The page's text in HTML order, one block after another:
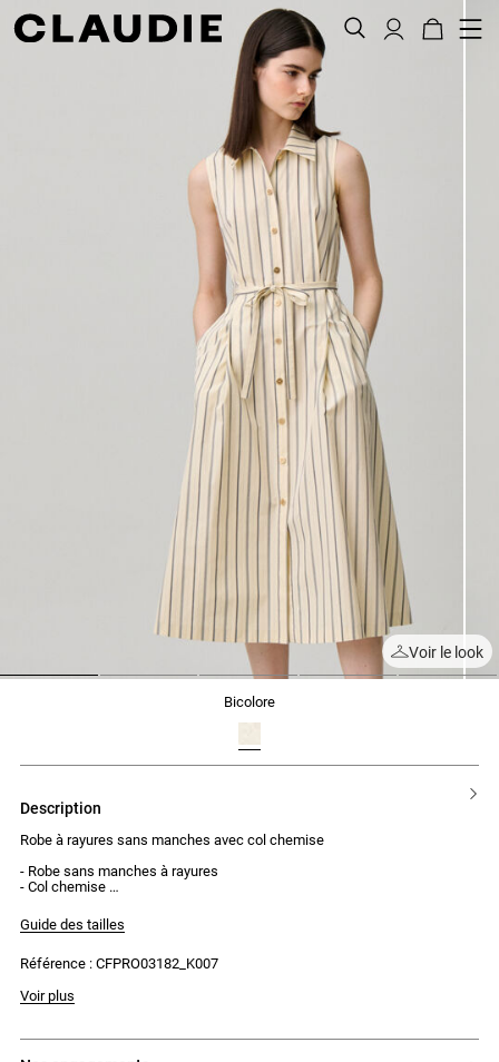
Voir le look
bicolore
description
Robe à rayures sans manches avec col chemise
- Robe sans manches à rayures
- Col chemise
- 2 brides fils pour ceinture
- Ceinture amovible à nouer
- Longue
Guide des tailles
Référence : CFPRO03182_K007
Voir plus